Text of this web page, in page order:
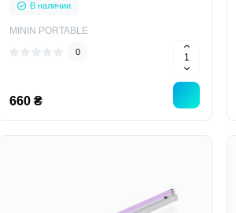
В наличии
MININ PORTABLE
0
660 ₴